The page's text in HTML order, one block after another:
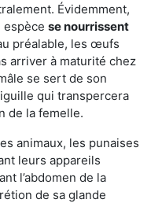
Évidemment,
espèce se nourrissent
préalable, les œufs
arriver à maturité chez
se sert de son
qui transpercera
de la femelle.
animaux, les punaises
leurs appareils
l’abdomen de la
de sa glande